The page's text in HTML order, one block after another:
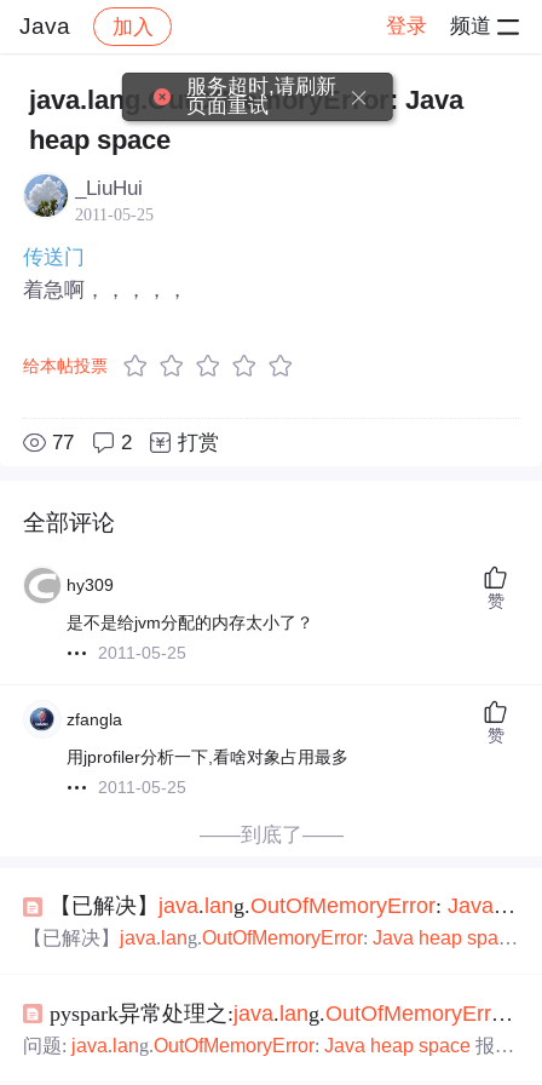
Java 加入 登录 频道
社区 Java 帖子详情
java.lang.OutOfMemoryError: Java
heap space
_LiuHui
2011-05-25
传送门
着急啊，，，，，
给本帖投票
77 2 打赏
全部评论
hy309
是不是给jvm分配的内存太小了？
2011-05-25
赞
zfangla
用jprofiler分析一下,看啥对象占用最多
2011-05-25
赞
——到底了——
【已解决】 java. lang.OutOfMemoryError:Java
【已解决】 java. lang.OutOfMemoryError:Java heap spac
pyspark异常处理之:java.lang.OutOfMemoryError
问题: java. lang.OutOfMemoryError:Java heap space 报错
服务超时,请刷新
页面重试